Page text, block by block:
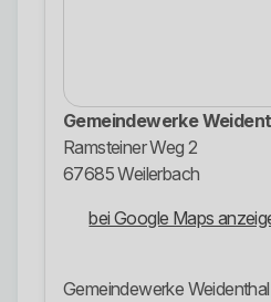
Gemeindewerke
Ramsteiner Weg 2
67685 Weilerbach
bei Google Maps
Gemeindewerke